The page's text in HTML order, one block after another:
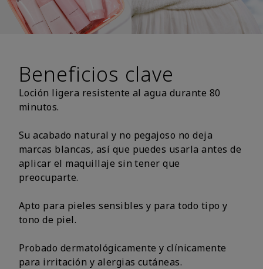
Beneficios clave
Loción ligera resistente al agua durante 80
minutos.
Su acabado natural y no pegajoso no deja
marcas blancas, así que puedes usarla antes de
aplicar el maquillaje sin tener que
preocuparte.
Apto para pieles sensibles y para todo tipo y
tono de piel.
Probado dermatológicamente y clínicamente
para irritación y alergias cutáneas.